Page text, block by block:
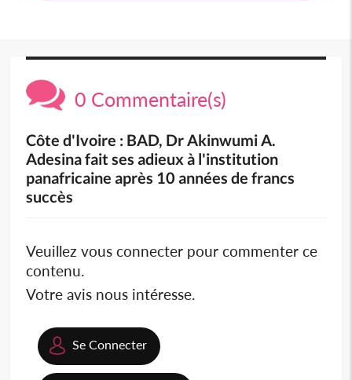
0 Commentaire(s)
Côte d'Ivoire : BAD, Dr Akinwumi A.
Adesina fait ses adieux à l'institution
panafricaine après 10 années de francs
succès
Veuillez vous connecter pour commenter ce
contenu.
Votre avis nous intéresse.
Se Connecter